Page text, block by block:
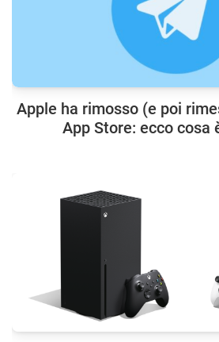
Apple ha rimosso (e poi
App Store: ecco cosa